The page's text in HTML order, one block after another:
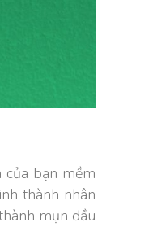
của bạn mềm
thành nhân
mụn đầu